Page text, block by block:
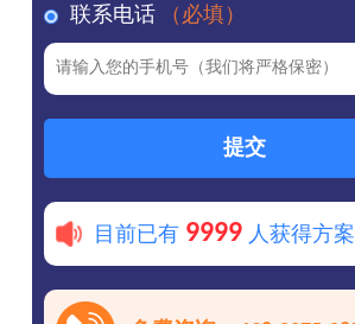
联系电话 （必填）
提交
目前已有 9999 人获得方案